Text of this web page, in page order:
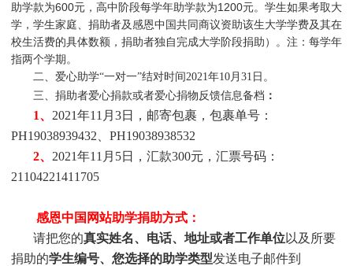
助学款为600元，高中阶段每学年助学款为1200元。学生如果考取大
学，学生家庭、捐助者及感恩中国共同商议资助该生大学学费及其在
校生活费的具体数额，捐助者独自完成大学阶段捐助）。注：每学年
指两个学期。
二、爱心助学“一对一”结对时间2021年10月31日。
三、捐助者爱心捐款或者爱心捐物反馈信息备档 ：
1、 2021年11月3日，邮寄包裹，包裹单号：
PH19038939432、PH19038938532
2、 2021年11月5日，汇款300元，汇票号码：
21104221411705
感恩中国网站助学捐助方式：
请把您的真实姓名、电话、地址或者工作单位以及所要
捐助的学生编号、您选择的助学类型发送电子邮件到